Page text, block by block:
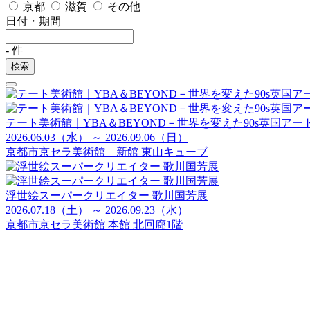
京都 滋賀
その他
日付・期間
- 件
検索
テート美術館｜YBA＆BEYOND－世界を変えた90s英国アー
2026.06.03（水） ～ 2026.09.06（日）
京都市京セラ美術館 新館 東山キューブ
浮世絵スーパークリエイター 歌川国芳展
2026.07.18（土） ～ 2026.09.23（水）
京都市京セラ美術館 本館 北回廊1階